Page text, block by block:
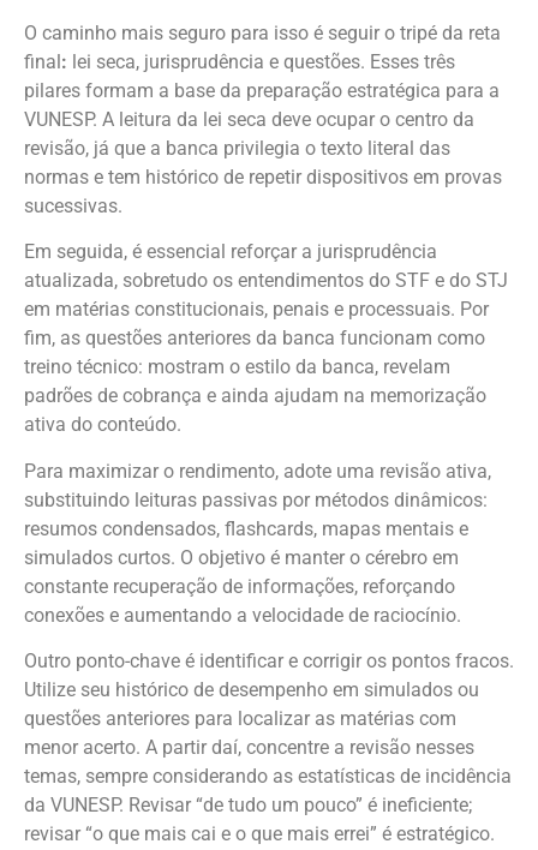
O caminho mais seguro para isso é seguir o tripé da reta
final: lei seca, jurisprudência e questões. Esses três
pilares formam a base da preparação estratégica para a
VUNESP. A leitura da lei seca deve ocupar o centro da
revisão, já que a banca privilegia o texto literal das
normas e tem histórico de repetir dispositivos em provas
sucessivas.
Em seguida, é essencial reforçar a jurisprudência
atualizada, sobretudo os entendimentos do STF e do STJ
em matérias constitucionais, penais e processuais. Por
fim, as questões anteriores da banca funcionam como
treino técnico: mostram o estilo da banca, revelam
padrões de cobrança e ainda ajudam na memorização
ativa do conteúdo.
Para maximizar o rendimento, adote uma revisão ativa,
substituindo leituras passivas por métodos dinâmicos:
resumos condensados, flashcards, mapas mentais e
simulados curtos. O objetivo é manter o cérebro em
constante recuperação de informações, reforçando
conexões e aumentando a velocidade de raciocínio.
Outro ponto-chave é identificar e corrigir os pontos fracos.
Utilize seu histórico de desempenho em simulados ou
questões anteriores para localizar as matérias com
menor acerto. A partir daí, concentre a revisão nesses
temas, sempre considerando as estatísticas de incidência
da VUNESP. Revisar “de tudo um pouco” é ineficiente;
revisar “o que mais cai e o que mais errei” é estratégico.